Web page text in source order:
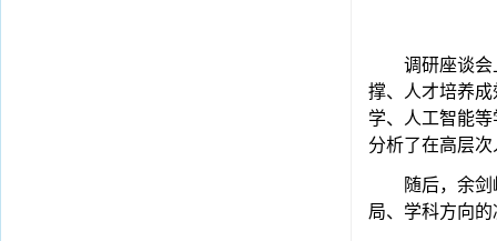
调研座谈
撑、人才培养
学、人工智能
分析了在高层
随后，余
局、学科方向